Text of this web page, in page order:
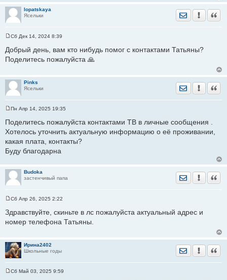
е
lopatskaya
Ясельки
Отправить
о
б
щ
н
и
е
Сб Дек 14, 2024 8:39
Добрый день, вам кто нибудь помог с контактами Татьяны?
Поделитесь пожалуйста 🙏
Pinks
Ясельки
Отправить
о
б
е
н
и
Пн Апр 14, 2025 19:35
Поделитесь пожалуйста контактами ТВ в личные сообщения .
Хотелось уточнить актуальную информацию о её проживании,
какая плата, контакты?
Буду благодарна
Budoka
застенчивый папа
Отправить
о
б
н
и
е
Сб Апр 26, 2025 2:22
Здравствуйте, скиньте в лс пожалуйста актуальный адрес и
номер телефона Татьяны.
Ирина2402
Школьные годы
Отправить
Сб Май 03, 2025 9:59